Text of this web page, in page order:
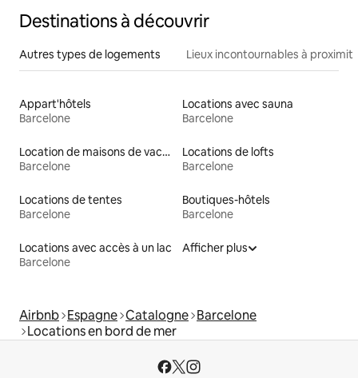
Destinations à découvrir
Autres types de logements Lieux incontournables à
Appart'hôtels
Barcelone
Locations avec sauna
Barcelone
Location de maisons de vacances
Barcelone
Locations de lofts
Barcelone
Locations de tentes
Barcelone
Boutiques-hôtels
Barcelone
Locations avec accès à un lac
Barcelone
Afficher plus
Airbnb Espagne Catalogne Barcelone
Locations en bord de mer